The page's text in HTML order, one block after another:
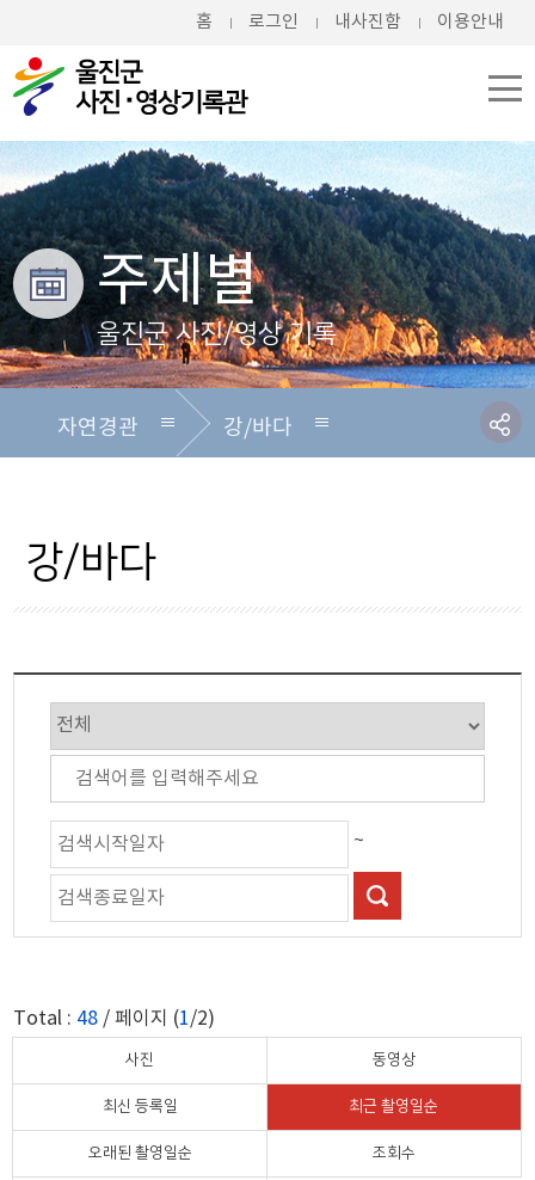
홈 로그인 내사진함 이용안내
주제별
울진군 사진/영상 기록
자연경관
군정행정
보건복지
교육과학
문화체육
관광
자연경관
정치외교
울진의 맛
강/바다
강/바다
~
Total : 48 / 페이지 (1/2)
사진 동영상
최신 등록일 최근 촬영일순
오래된 촬영일순 조회수